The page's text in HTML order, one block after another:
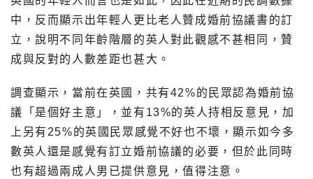
中，反而顯示出年輕人更比老人贊成婚前協議書的訂
立，說明不同年齡階層的英人對此觀感不甚相同，贊
成與反對的人數差距也甚大。
調查顯示，當前在英國，共有42%的民眾認為婚前協
議「是個好主意」，並有13%的英人持相反意見，加
上另有25%的英國民眾感覺不好也不壞，顯示如今多
數英人還是感覺有訂立婚前協議的必要，但於此同時
也有超過兩成人男已提供意見，值得注意。